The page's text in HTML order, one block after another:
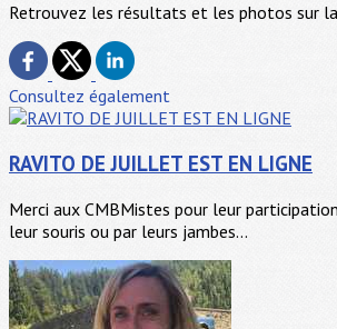
Retrouvez les résultats et les photos sur la
Consultez également
RAVITO DE JUILLET EST EN LIGNE
Merci aux CMBMistes pour leur
leur souris ou par leurs jambes...